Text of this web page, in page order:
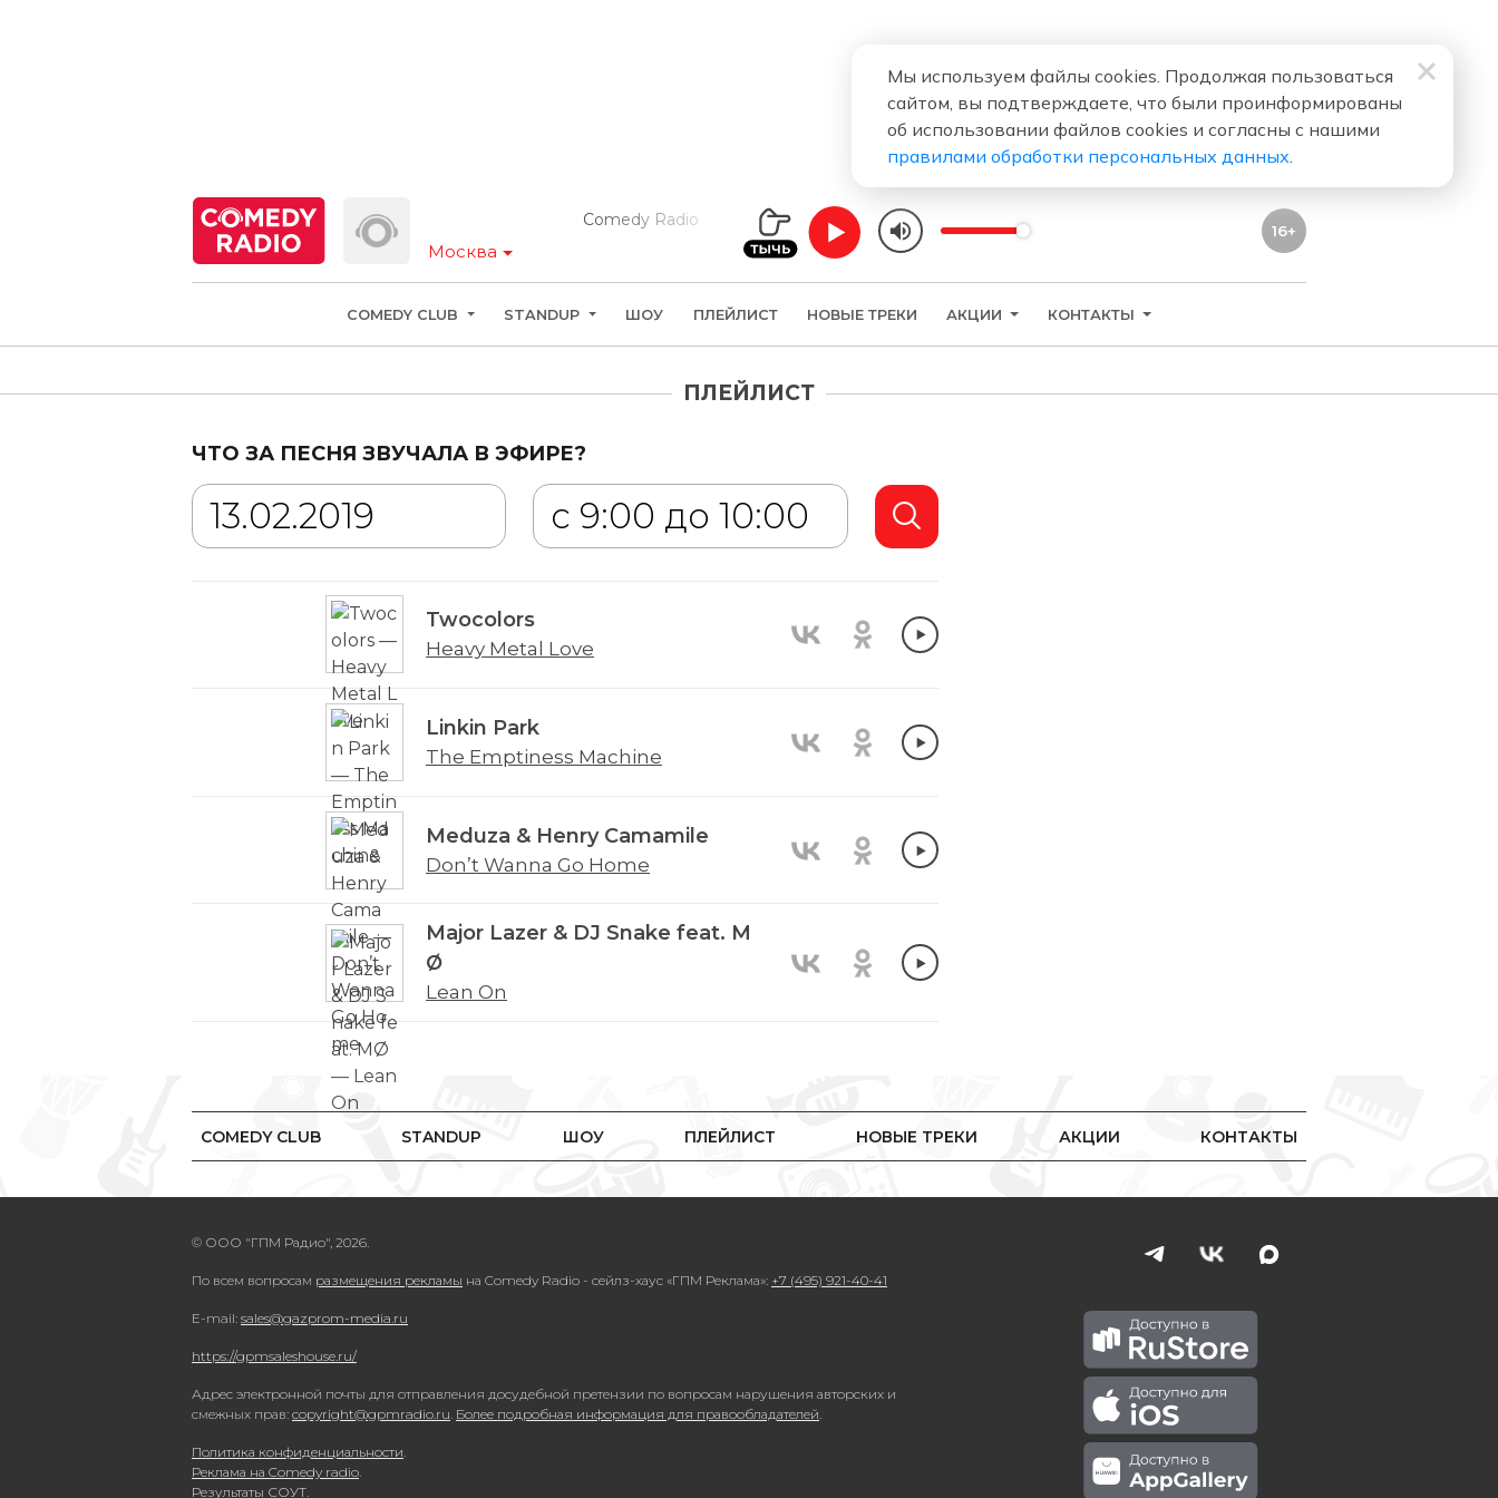
Москва
Comedy Radio
16+
COMEDY CLUB STANDUP ШОУ ПЛЕЙЛИСТ НОВЫЕ ТРЕКИ АКЦИИ КОНТАКТЫ
ПЛЕЙЛИСТ
ЧТО ЗА ПЕСНЯ ЗВУЧАЛА В ЭФИРЕ?
Twocolors
Heavy Metal Love
Linkin Park
The Emptiness Machine
Meduza & Henry Camamile
Don’t Wanna Go Home
Major Lazer & DJ Snake feat. M
Ø
Lean On
COMEDY CLUB STANDUP ШОУ ПЛЕЙЛИСТ НОВЫЕ ТРЕКИ АКЦИИ КОНТАКТЫ
© ООО "ГПМ Радио", 2026.
По всем вопросам размещения рекламы на Comedy Radio - сейлз-хаус «ГПМ Реклама»: +7 (495) 921-40-41
E-mail: sales@gazprom-media.ru
https://gpmsaleshouse.ru/
Адрес электронной почты для отправления досудебной претензии по вопросам нарушения авторских и
смежных прав: copyright@gpmradio.ru. Более подробная информация для правообладателей.
Политика конфиденциальности.
Реклама на Comedy radio.
Результаты СОУТ.
Мы используем файлы cookies. Продолжая пользоваться
сайтом, вы подтверждаете, что были проинформированы
об использовании файлов cookies и согласны с нашими
правилами обработки персональных данных.